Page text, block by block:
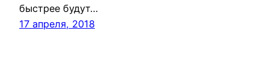
быстрее будут…
17 апреля, 2018